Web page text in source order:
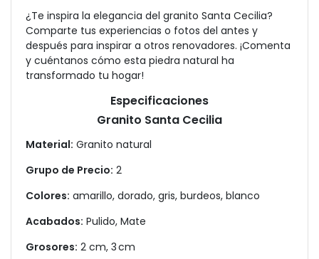
¿Te inspira la elegancia del granito Santa Cecilia?
Comparte tus experiencias o fotos del antes y
después para inspirar a otros renovadores. ¡Comenta
y cuéntanos cómo esta piedra natural ha
transformado tu hogar!
Especificaciones
Granito Santa Cecilia
Material: Granito natural
Grupo de Precio: 2
Colores: amarillo, dorado, gris, burdeos, blanco
Acabados: Pulido, Mate
Grosores: 2 cm, 3 cm